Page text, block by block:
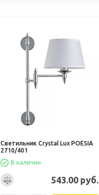
Светильник Crystal Lux POESIA
2710/401
В наличии
543.00 руб.